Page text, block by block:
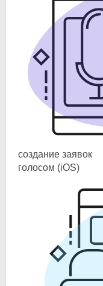
создание заявок
голосом (iOS)